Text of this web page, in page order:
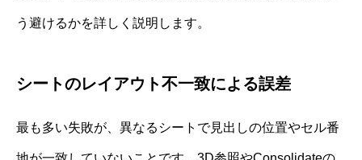
う避けるかを詳しく説明します。
シートのレイアウト不一致による誤差
最も多い失敗が、異なるシートで見出しの位置やセル番